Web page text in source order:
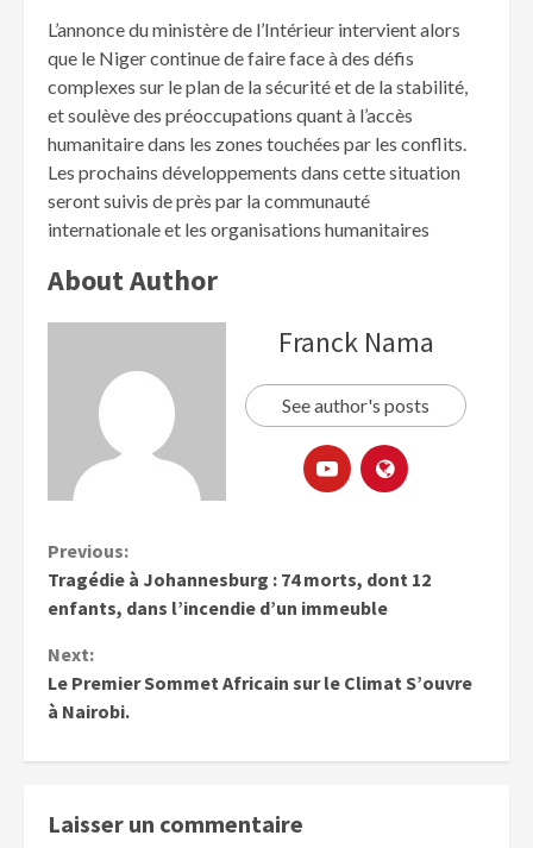
L’annonce du ministère de l’Intérieur intervient alors
que le Niger continue de faire face à des défis
complexes sur le plan de la sécurité et de la stabilité,
et soulève des préoccupations quant à l’accès
humanitaire dans les zones touchées par les conflits.
Les prochains développements dans cette situation
seront suivis de près par la communauté
internationale et les organisations humanitaires
About Author
Franck Nama
See author's posts
Previous:
Tragédie à Johannesburg : 74 morts, dont 12
enfants, dans l’incendie d’un immeuble
Next:
Le Premier Sommet Africain sur le Climat S’ouvre
à Nairobi.
Laisser un commentaire